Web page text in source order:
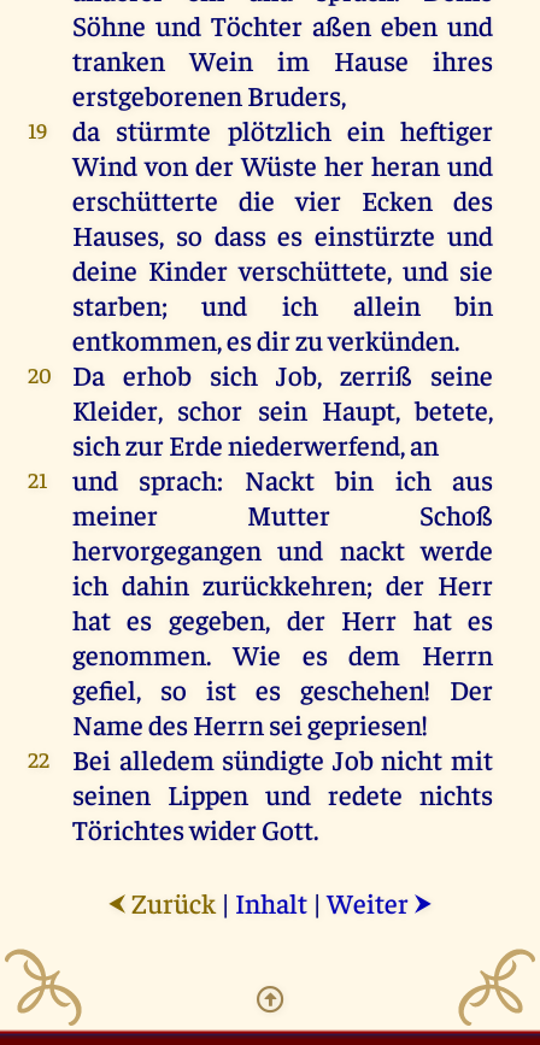
Söhne und Töchter aßen eben und
tranken Wein im Hause ihres
erstgeborenen Bruders,
19
da stürmte plötzlich ein heftiger
Wind von der Wüste her heran und
erschütterte die vier Ecken des
Hauses, so dass es einstürzte und
deine Kinder verschüttete, und sie
starben; und ich allein bin
entkommen, es dir zu verkünden.
20
Da erhob sich Job, zerriß seine
Kleider, schor sein Haupt, betete,
sich zur Erde niederwerfend, an
21
und sprach: Nackt bin ich aus
meiner Mutter Schoß
hervorgegangen und nackt werde
ich dahin zurückkehren; der Herr
hat es gegeben, der Herr hat es
genommen. Wie es dem Herrn
gefiel, so ist es geschehen! Der
Name des Herrn sei gepriesen!
22
Bei alledem sündigte Job nicht mit
seinen Lippen und redete nichts
Törichtes wider Gott.
⮜ Zurück | Inhalt |Weiter ⮞